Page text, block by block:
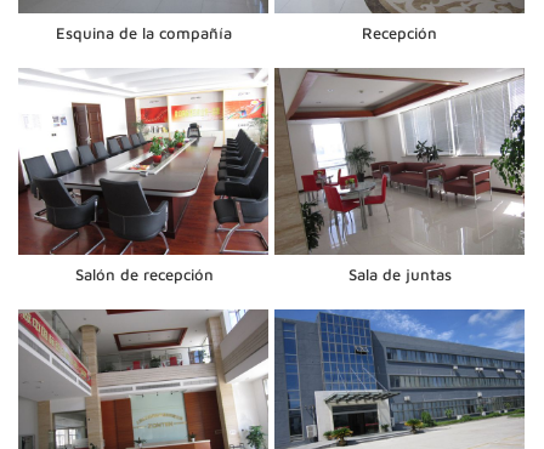
Esquina de la compañía Recepción
Salón de recepción Sala de juntas